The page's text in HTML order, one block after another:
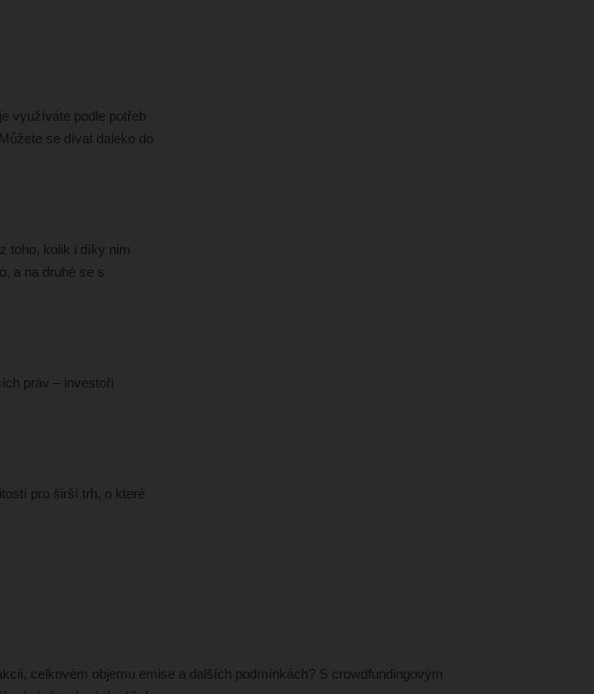
využíváte podle potřeb
se dívat daleko do
toho, kolik i díky nim
a na druhé se s
práv – investoři
pro širší trh, o které
celkovém objemu emise a dalších podmínkách? S crowdfundingovým